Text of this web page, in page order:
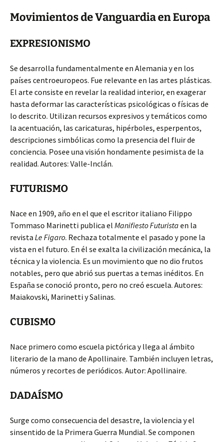
Movimientos de Vanguardia en Europa
EXPRESIONISMO
Se desarrolla fundamentalmente en Alemania y en los
países centroeuropeos. Fue relevante en las artes plásticas.
El arte consiste en revelar la realidad interior, en exagerar
hasta deformar las características psicológicas o físicas de
lo descrito. Utilizan recursos expresivos y temáticos como
la acentuación, las caricaturas, hipérboles, esperpentos,
descripciones simbólicas como la presencia del fluir de
conciencia. Posee una visión hondamente pesimista de la
realidad. Autores: Valle-Inclán.
FUTURISMO
Nace en 1909, año en el que el escritor italiano Filippo
Tommaso Marinetti publica el Manifiesto Futurista en la
revista Le Figaro. Rechaza totalmente el pasado y pone la
vista en el futuro. En él se exalta la civilización mecánica, la
técnica y la violencia. Es un movimiento que no dio frutos
notables, pero que abrió sus puertas a temas inéditos. En
España se conoció pronto, pero no creó escuela. Autores:
Maiakovski, Marinetti y Salinas.
CUBISMO
Nace primero como escuela pictórica y llega al ámbito
literario de la mano de Apollinaire. También incluyen letras,
números y recortes de periódicos. Autor: Apollinaire.
DADAÍSMO
Surge como consecuencia del desastre, la violencia y el
sinsentido de la Primera Guerra Mundial. Se componen